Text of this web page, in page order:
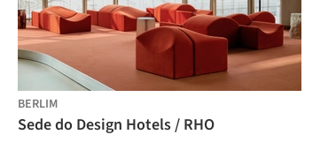
BERLIM
Sede do Design Hotels / RHO